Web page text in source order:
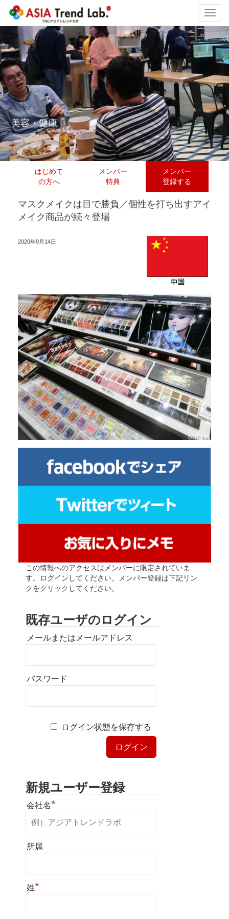
美容・健康
はじめて
の方へ
メンバー
特典
メンバー
登録する
マスクメイクは目で勝負／個性を打ち出すアイ
メイク商品が続々登場
2020年9月14日
この情報へのアクセスはメンバーに限定されていま
す。ログインしてください。メンバー登録は下記リン
クをクリックしてください。
既存ユーザのログイン
メールまたはメールアドレス
パスワード
ログイン状態を保存する
新規ユーザー登録
会社名*
所属
姓*